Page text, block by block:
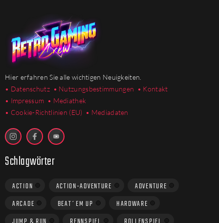
Hier erfahren Sie alle wichtigen Neuigkeiten.
• Datenschutz • Nutzungsbestimmungen • Kontakt
• Impressum • Mediathek
• Cookie-Richtlinien (EU) • Mediadaten
Schlagwörter
ACTION ACTION-ADVENTURE
ADVENTURE
ARCADE
BEAT´EM UP
HARDWARE